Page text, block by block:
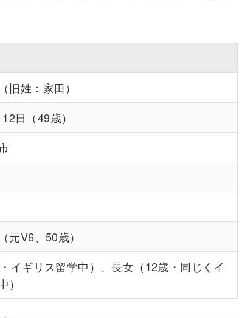
旧姓：家田）
日（49歳）
元V6、50歳）
イギリス留学中）、長女（12歳・同じくイ
）